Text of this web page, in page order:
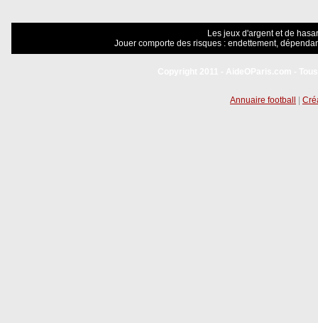
Les jeux d'argent et de
Jouer comporte des risques : endettement,
Annuaire football